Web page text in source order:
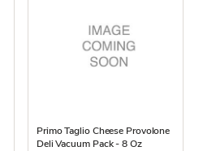
Primo Taglio Cheese Provolone
Deli Vacuum Pack - 8 Oz